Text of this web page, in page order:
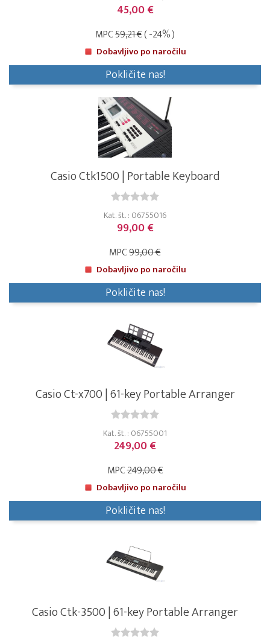
45,00 €
MPC59,21 €( -24% )
Dobavljivo po naročilu
Pokličite nas!
Casio Ctk1500 | Portable Keyboard
Kat. št. : 06755016
99,00 €
MPC99,00 €
Dobavljivo po naročilu
Pokličite nas!
Casio Ct-x700 | 61-key Portable Arranger
Kat. št. : 06755001
249,00 €
MPC249,00 €
Dobavljivo po naročilu
Pokličite nas!
Casio Ctk-3500 | 61-key Portable Arranger